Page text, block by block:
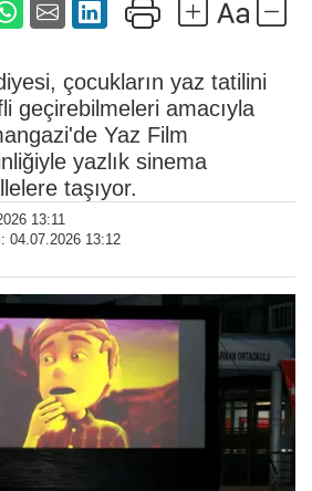
çocukların yaz tatilini
geçirebilmeleri amacıyla
Yaz Film
yazlık sinema
taşıyor.
13:11
04.07.2026 13:12